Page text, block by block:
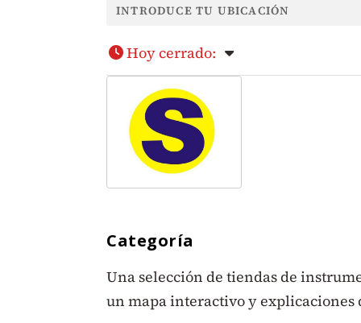
Hoy cerrado:
Categoría
Una selección de tiendas de
un mapa interactivo y explicaciones